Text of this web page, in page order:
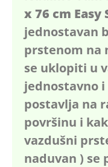
x 76 cm Easy
jednostavan
prstenom na
se uklopiti u
jednostavno
postavlja na
površinu i
vazdušni
naduvan ) se